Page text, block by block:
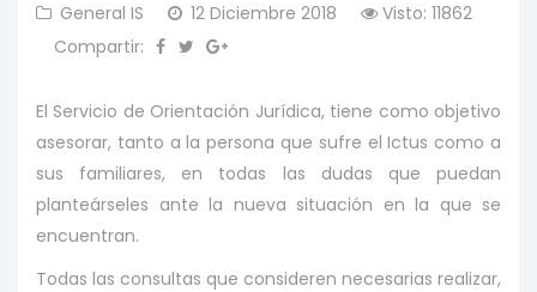
General IS 12 Diciembre 2018
Visto: 11862
Compartir:
El Servicio de Orientación Jurídica, tiene como objetivo
asesorar, tanto a la persona que sufre el Ictus como a
sus familiares, en todas las dudas que puedan
planteárseles ante la nueva situación en la que se
encuentran.
Todas las consultas que consideren necesarias realizar,